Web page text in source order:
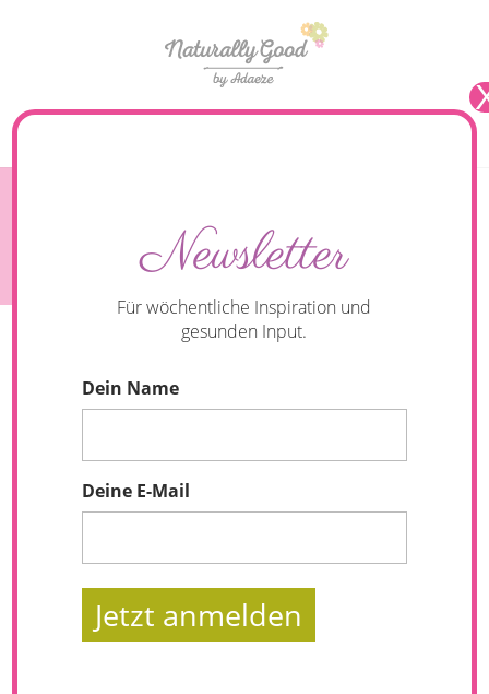
Newsletter
Für wöchentliche Inspiration und
gesunden Input.
Dein Name
Deine E-Mail
Jetzt anmelden